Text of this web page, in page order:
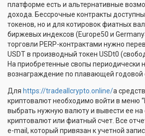
платформе есть и альтернативные
дохода. Бессрочные контракты
токенов, но и для котировок фиатных
биржевых индексов (Europe50 и
торговли PERP-контрактами нужно
USDT в производный токен USDt0
На приобретенные свопы периодически
вознаграждение по плавающей годовой
Для https://tradeallcrypto.online/а
криптовалют необходимо войти в меню
выбрать нужную валюту и вывести ее на
криптовалют или фиатный счет. Все
e-mail, который привязан к учетной